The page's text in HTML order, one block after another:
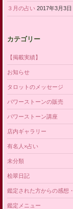
３月の占い 2017年3月3日
カテゴリー
【掲載実績】
お知らせ
タロットのメッセージ
パワーストーンの販売
パワーストーン講座
店内ギャラリー
有名人×占い
未分類
桧翠日記
鑑定された方からの感想
鑑定メニュー